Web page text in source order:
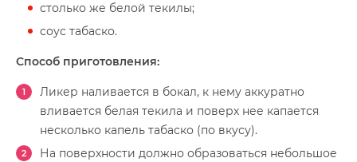
столько же белой текилы;
соус табаско.
Способ приготовления:
Ликер наливается в бокал, к нему аккуратно
вливается белая текила и поверх нее капается
несколько капель табаско (по вкусу).
На поверхности должно образоваться небольшое